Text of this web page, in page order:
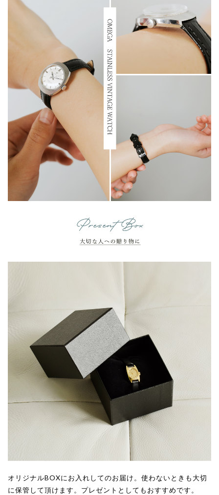
オリジナルBOXにお入れしてのお届け。使わないときも大切
に保管して頂けます。プレゼントとしてもおすすめです。